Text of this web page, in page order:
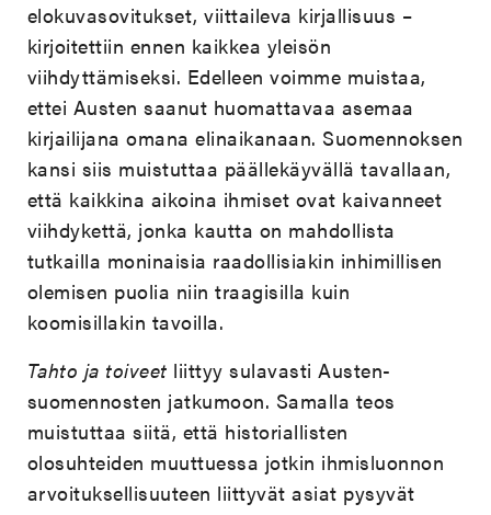
elokuvasovitukset, viittaileva kirjallisuus –
kirjoitettiin ennen kaikkea yleisön
viihdyttämiseksi. Edelleen voimme muistaa,
ettei Austen saanut huomattavaa asemaa
kirjailijana omana elinaikanaan. Suomennoksen
kansi siis muistuttaa päällekäyvällä tavallaan,
että kaikkina aikoina ihmiset ovat kaivanneet
viihdykettä, jonka kautta on mahdollista
tutkailla moninaisia raadollisiakin inhimillisen
olemisen puolia niin traagisilla kuin
koomisillakin tavoilla.
Tahto ja toiveet liittyy sulavasti Austen-
suomennosten jatkumoon. Samalla teos
muistuttaa siitä, että historiallisten
olosuhteiden muuttuessa jotkin ihmisluonnon
arvoituksellisuuteen liittyvät asiat pysyvät